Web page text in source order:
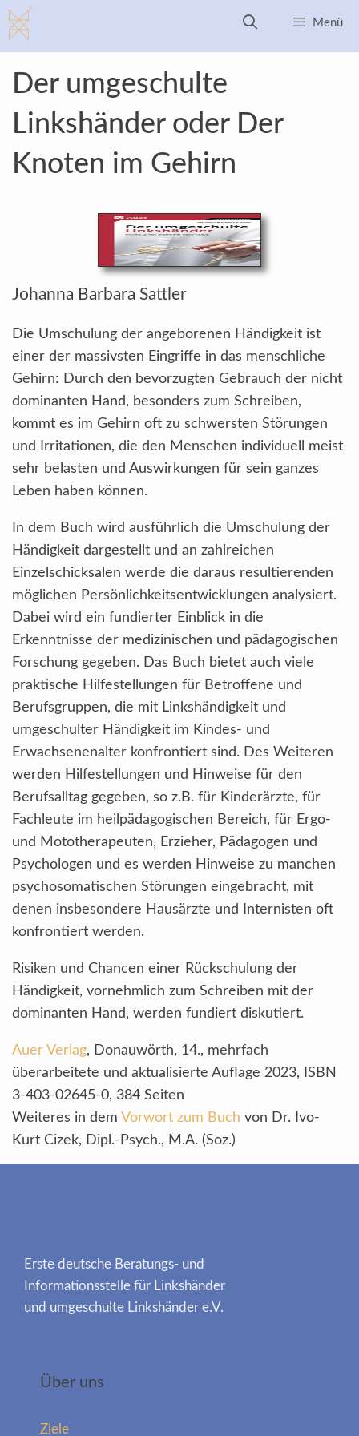
Zum
Inhalt
springen
Menü
Der umgeschulte
Linkshänder oder Der
Knoten im Gehirn
Johanna Barbara Sattler
Die Umschulung der angeborenen Händigkeit ist
einer der massivsten Eingriffe in das menschliche
Gehirn: Durch den bevorzugten Gebrauch der nicht
dominanten Hand, besonders zum Schreiben,
kommt es im Gehirn oft zu schwersten Störungen
und Irritationen, die den Menschen individuell meist
sehr belasten und Auswirkungen für sein ganzes
Leben haben können.
In dem Buch wird ausführlich die Umschulung der
Händigkeit dargestellt und an zahlreichen
Einzelschicksalen werde die daraus resultierenden
möglichen Persönlichkeitsentwicklungen analysiert.
Dabei wird ein fundierter Einblick in die
Erkenntnisse der medizinischen und pädagogischen
Forschung gegeben. Das Buch bietet auch viele
praktische Hilfestellungen für Betroffene und
Berufsgruppen, die mit Linkshändigkeit und
umgeschulter Händigkeit im Kindes- und
Erwachsenenalter konfrontiert sind. Des Weiteren
werden Hilfestellungen und Hinweise für den
Berufsalltag gegeben, so z.B. für Kinderärzte, für
Fachleute im heilpädagogischen Bereich, für Ergo-
und Mototherapeuten, Erzieher, Pädagogen und
Psychologen und es werden Hinweise zu manchen
psychosomatischen Störungen eingebracht, mit
denen insbesondere Hausärzte und Internisten oft
konfrontiert werden.
Risiken und Chancen einer Rückschulung der
Händigkeit, vornehmlich zum Schreiben mit der
dominanten Hand, werden fundiert diskutiert.
Auer Verlag, Donauwörth, 14., mehrfach
überarbeitete und aktualisierte Auflage 2023, ISBN
3-403-02645-0, 384 Seiten
Weiteres in dem Vorwort zum Buch von Dr. Ivo-
Kurt Cizek, Dipl.-Psych., M.A. (Soz.)
Erste deutsche Beratungs- und
Informationsstelle für Linkshänder
und umgeschulte Linkshänder e.V.
Über uns
Ziele